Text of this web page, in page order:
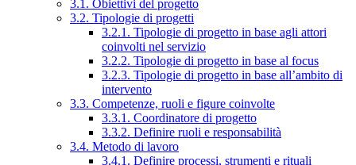
3.1. Obiettivi del progetto
3.2. Tipologie di progetti
3.2.1. Tipologie di progetto in base agli attori
coinvolti nel servizio
3.2.2. Tipologie di progetto in base al focus
3.2.3. Tipologie di progetto in base all’ambito di
intervento
3.3. Competenze, ruoli e figure coinvolte
3.3.1. Coordinatore di progetto
3.3.2. Definire ruoli e responsabilità
3.4. Metodo di lavoro
3.4.1. Definire processi, strumenti e rituali